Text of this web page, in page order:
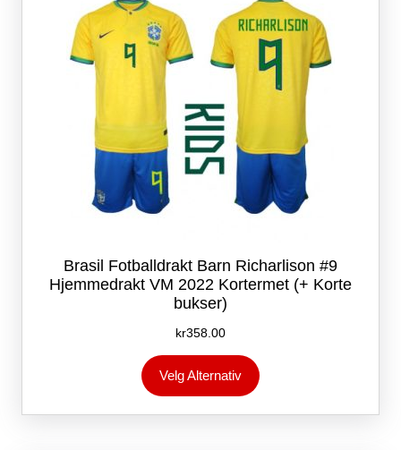
på
produktsiden
Brasil Fotballdrakt Barn Richarlison #9
Hjemmedrakt VM 2022 Kortermet (+ Korte
bukser)
kr358.00
Velg Alternativ
produktet
flere